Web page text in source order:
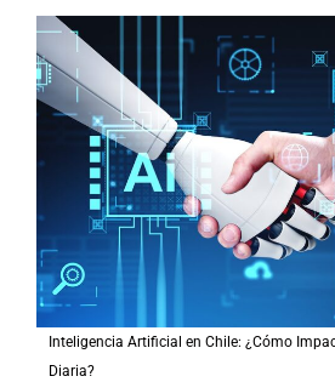
Inteligencia Artificial en Chile: ¿Cómo
Diaria?